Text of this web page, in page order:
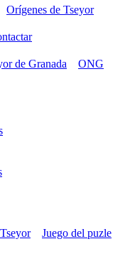
Orígenes de Tseyor
de Granada
ONG
Juego del puzle